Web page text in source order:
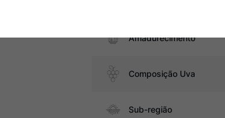
Amadurecimento
Composição Uva
Sub-região